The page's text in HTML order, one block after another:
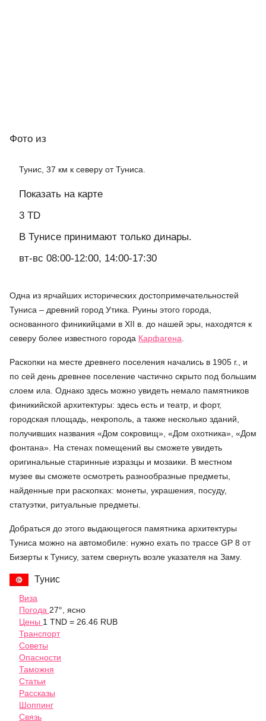
Фото из
Тунис, 37 км к северу от Туниса.
Показать на карте
3 TD
В Тунисе принимают только динары.
вт-вс 08:00-12:00, 14:00-17:30
Одна из ярчайших исторических достопримечательностей
Туниса – древний город Утика. Руины этого города,
основанного финикийцами в XII в. до нашей эры, находятся к
северу более известного города Карфагена
Раскопки на месте древнего поселения начались в 1905 г., и
по сей день древнее поселение частично скрыто под большим
слоем ила. Однако здесь можно увидеть немало памятников
финикийской архитектуры: здесь есть и театр, и форт,
городская площадь, некрополь, а также несколько зданий,
получивших названия «Дом сокровищ», «Дом охотника», «Дом
фонтана». На стенах помещений вы сможете увидеть
оригинальные старинные изразцы и мозаики. В местном
музее вы сможете осмотреть разнообразные предметы,
найденные при раскопках: монеты, украшения, посуду,
статуэтки, ритуальные предметы.
Добраться до этого выдающегося памятника архитектуры
Туниса можно на автомобиле: нужно ехать по трассе GP 8 от
Бизерты к Тунису, затем свернуть возле указателя на Заму.
Тунис
Виза
Погода 27°, ясно
Цены 1 TND = 26.46 RUB
Транспорт
Советы
Опасности
Таможня
Статьи
Рассказы
Шоппинг
Связь